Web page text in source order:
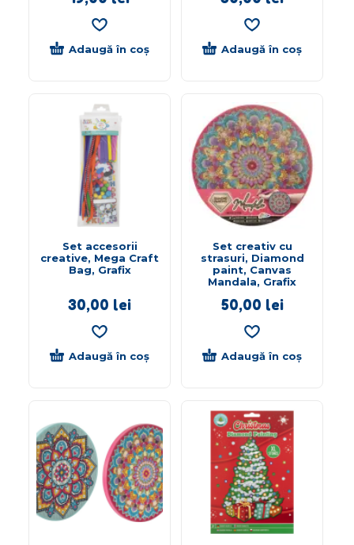
Adaugă în coș Adaugă în coș
Set accesorii
creative, Mega Craft
Bag, Grafix
30,00 lei
Adaugă în coș
Set creativ cu
strasuri, Diamond
paint, Canvas
Mandala, Grafix
50,00 lei
Adaugă în coș